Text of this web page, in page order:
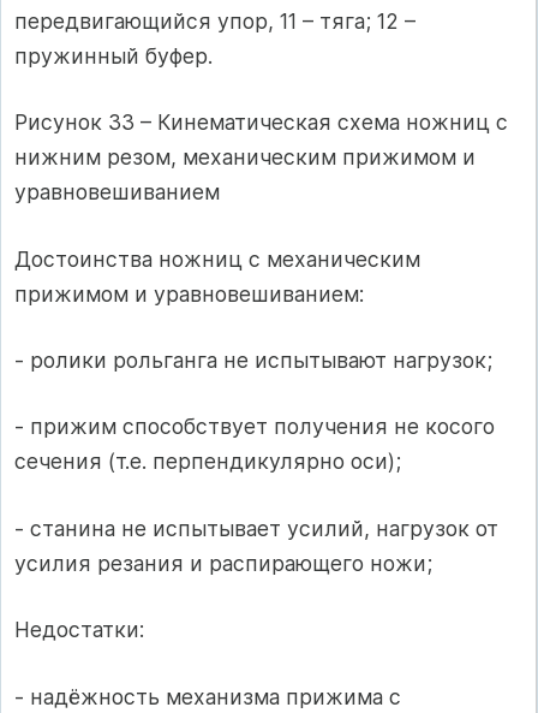
передвигающийся упор, 11 – тяга; 12 –
пружинный буфер.
Рисунок 33 – Кинематическая схема ножниц с
нижним резом, механическим прижимом и
уравновешиванием
Достоинства ножниц с механическим
прижимом и уравновешиванием:
- ролики рольганга не испытывают нагрузок;
- прижим способствует получения не косого
сечения (т.е. перпендикулярно оси);
- станина не испытывает усилий, нагрузок от
усилия резания и распирающего ножи;
Недостатки:
- надёжность механизма прижима с